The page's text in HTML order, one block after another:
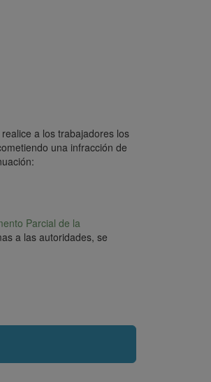
a los trabajadores los
una infracción de
Parcial de la
a las autoridades, se